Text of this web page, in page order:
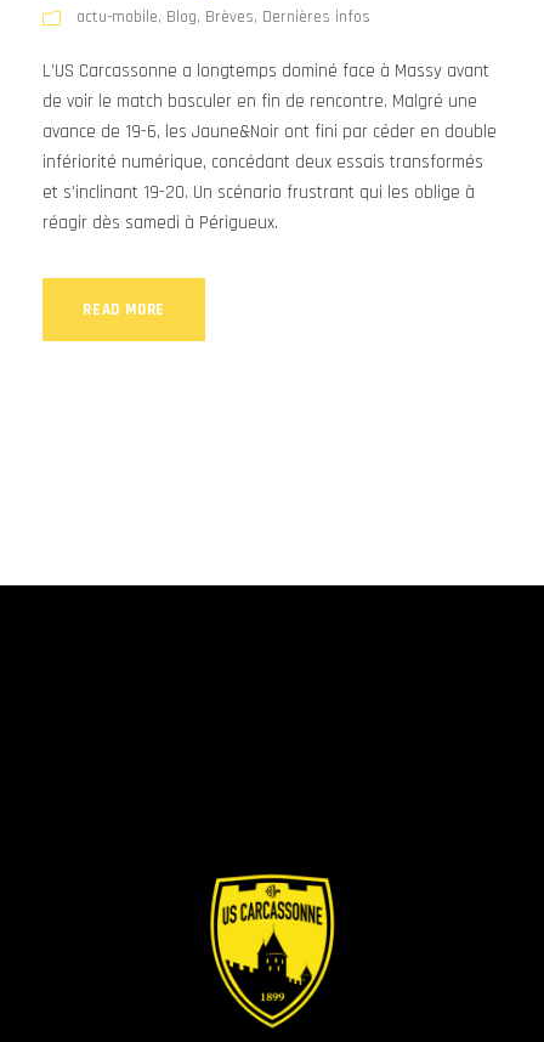
actu-mobile, Blog, Brèves, Dernières infos
L’US Carcassonne a longtemps dominé face à Massy avant
de voir le match basculer en fin de rencontre. Malgré une
avance de 19-6, les Jaune&Noir ont fini par céder en double
infériorité numérique, concédant deux essais transformés
et s’inclinant 19-20. Un scénario frustrant qui les oblige à
réagir dès samedi à Périgueux.
READ MORE